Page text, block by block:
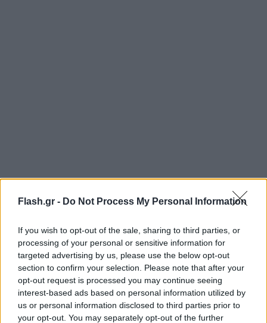
Flash.gr - Do Not Process My Personal Information
If you wish to opt-out of the sale, sharing to third parties, or
processing of your personal or sensitive information for
targeted advertising by us, please use the below opt-out
section to confirm your selection. Please note that after your
opt-out request is processed you may continue seeing
interest-based ads based on personal information utilized by
us or personal information disclosed to third parties prior to
your opt-out. You may separately opt-out of the further